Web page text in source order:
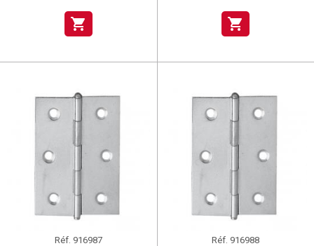
shopping_cart shopping_cart
Réf. 916987 Réf. 916988